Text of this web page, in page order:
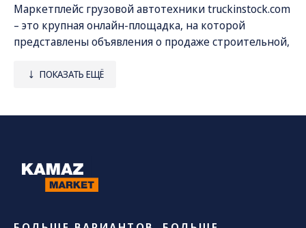
Маркетплейс грузовой автотехникиtruckinstock.com
– это крупная онлайн-площадка, на которой
представлены объявления о продаже строительной,
всей России. Мы сотрудничаем непосредственно с
спецтехники:
• самосвалы;
ПОКАЗАТЬ ЕЩЁ